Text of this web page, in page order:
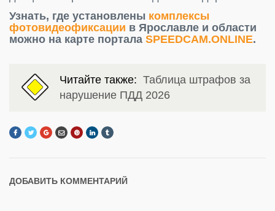
Узнать, где установлены комплексы
фотовидеофиксации в Ярославле и области
можно на карте портала SPEEDCAM.ONLINE.
Читайте также: Таблица штрафов за
нарушение ПДД 2026
ДОБАВИТЬ КОММЕНТАРИЙ